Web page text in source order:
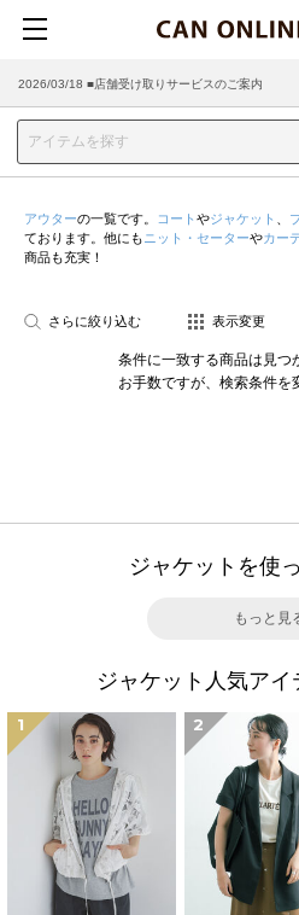
2026/03/18 ■店舗受け取りサービスのご案内
アウターの一覧です。 コート やジャケット
ております。他にも ニット・セーターやカー
商品も充実！
さらに絞り込む 表示変更
条件に一致する商品は見つ
お手数ですが、検索条件を
ジャケットを使
もっと見
ジャケット人気ア
1 2